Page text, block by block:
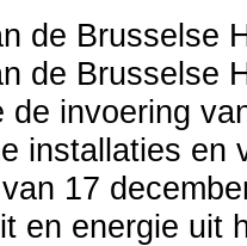
de Brusselse
de Brusselse
de invoering
installaties en
17
en energie uit